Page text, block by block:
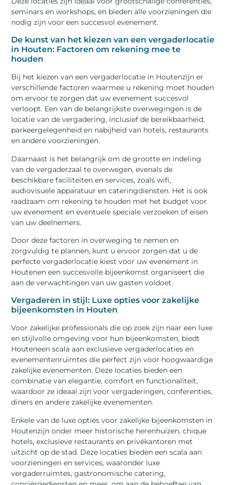
seminars en workshops, en bieden alle voorzieningen die
nodig zijn voor een succesvol evenement.
De kunst van het kiezen van een vergaderlocatie
in Houten: Factoren om rekening mee te
houden
Bij het kiezen van een vergaderlocatie in Houtenzijn er
verschillende factoren waarmee u rekening moet houden
om ervoor te zorgen dat uw evenement succesvol
verloopt. Een van de belangrijkste overwegingen is de
locatie van de vergadering, inclusief de bereikbaarheid,
parkeergelegenheid en nabijheid van hotels, restaurants
en andere voorzieningen.
Daarnaast is het belangrijk om de grootte en indeling
van de vergaderzaal te overwegen, evenals de
beschikbare faciliteiten en services, zoals wifi,
audiovisuele apparatuur en cateringdiensten. Het is ook
raadzaam om rekening te houden met het budget voor
uw evenement en eventuele speciale verzoeken of eisen
van uw deelnemers.
Door deze factoren in overweging te nemen en
zorgvuldig te plannen, kunt u ervoor zorgen dat u de
perfecte vergaderlocatie kiest voor uw evenement in
Houtenen een succesvolle bijeenkomst organiseert die
aan de verwachtingen van uw gasten voldoet.
Vergaderen in stijl: Luxe opties voor zakelijke
bijeenkomsten in Houten
Voor zakelijke professionals die op zoek zijn naar een luxe
en stijlvolle omgeving voor hun bijeenkomsten, biedt
Houteneen scala aan exclusieve vergaderlocaties en
evenementenruimtes die perfect zijn voor hoogwaardige
zakelijke evenementen. Deze locaties bieden een
combinatie van elegantie, comfort en functionaliteit,
waardoor ze ideaal zijn voor vergaderingen, conferenties,
diners en andere zakelijke evenementen.
Enkele van de luxe opties voor zakelijke bijeenkomsten in
Houtenzijn onder meer historische herenhuizen, chique
hotels, exclusieve restaurants en privékantoren met
uitzicht op de stad. Deze locaties bieden een scala aan
voorzieningen en services, waaronder luxe
vergaderruimtes, gastronomische catering,